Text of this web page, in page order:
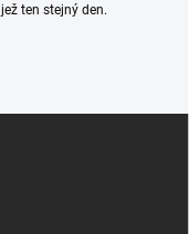
jež ten stejný den.